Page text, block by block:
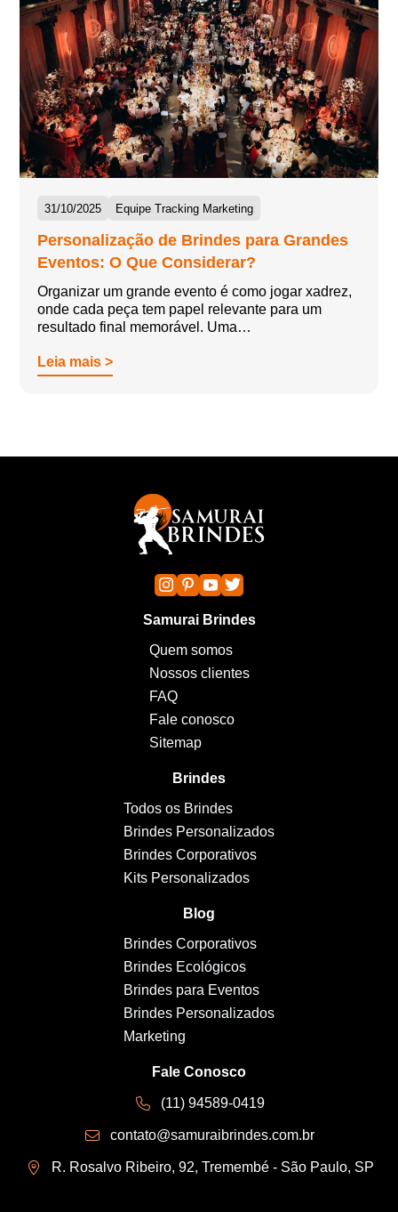
31/10/2025 Equipe Tracking Marketing
Personalização de Brindes para Grandes
Eventos: O Que Considerar?
Organizar um grande evento é como jogar xadrez,
onde cada peça tem papel relevante para um
resultado final memorável. Uma…
Leia mais >
Samurai Brindes
Quem somos
Nossos clientes
FAQ
Fale conosco
Sitemap
Brindes
Todos os Brindes
Brindes Personalizados
Brindes Corporativos
Kits Personalizados
Blog
Brindes Corporativos
Brindes Ecológicos
Brindes para Eventos
Brindes Personalizados
Marketing
Fale Conosco
(11) 94589-0419
contato@samuraibrindes.com.br
R. Rosalvo Ribeiro, 92, Tremembé - São Paulo, SP